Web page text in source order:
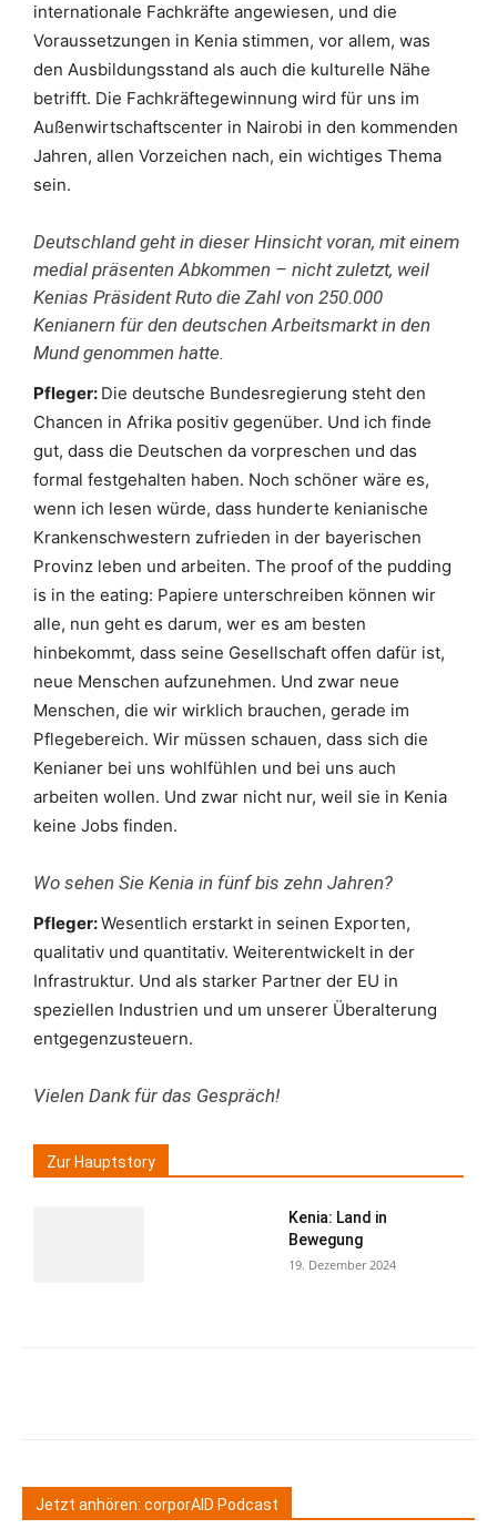
internationale Fachkräfte angewiesen, und die
Voraussetzungen in Kenia stimmen, vor allem, was
den Ausbildungsstand als auch die kulturelle Nähe
betrifft. Die Fachkräftegewinnung wird für uns im
Außenwirtschaftscenter in Nairobi in den kommenden
Jahren, allen Vorzeichen nach, ein wichtiges Thema
sein.
Deutschland geht in dieser Hinsicht voran, mit einem
medial präsenten Abkommen – nicht zuletzt, weil
Kenias Präsident Ruto die Zahl von 250.000
Kenianern für den deutschen Arbeitsmarkt in den
Mund genommen hatte.
Pfleger: Die deutsche Bundesregierung steht den
Chancen in Afrika positiv gegenüber. Und ich finde
gut, dass die Deutschen da vorpreschen und das
formal festgehalten haben. Noch schöner wäre es,
wenn ich lesen würde, dass hunderte kenianische
Krankenschwestern zufrieden in der bayerischen
Provinz leben und arbeiten. The proof of the pudding
is in the eating: Papiere unterschreiben können wir
alle, nun geht es darum, wer es am besten
hinbekommt, dass seine Gesellschaft offen dafür ist,
neue Menschen aufzunehmen. Und zwar neue
Menschen, die wir wirklich brauchen, gerade im
Pflegebereich. Wir müssen schauen, dass sich die
Kenianer bei uns wohlfühlen und bei uns auch
arbeiten wollen. Und zwar nicht nur, weil sie in Kenia
keine Jobs finden.
Wo sehen Sie Kenia in fünf bis zehn Jahren?
Pfleger:Wesentlich erstarkt in seinen Exporten,
qualitativ und quantitativ. Weiterentwickelt in der
Infrastruktur. Und als starker Partner der EU in
speziellen Industrien und um unserer Überalterung
entgegenzusteuern.
Vielen Dank für das Gespräch!
Zur Hauptstory
Kenia: Land in
Bewegung
19. Dezember 2024
Jetzt anhören: corporAID Podcast